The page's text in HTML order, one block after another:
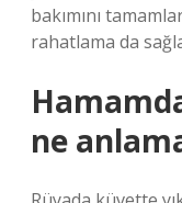
bakımını
rahatlama da
ne